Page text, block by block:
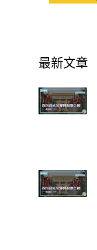
最新文章